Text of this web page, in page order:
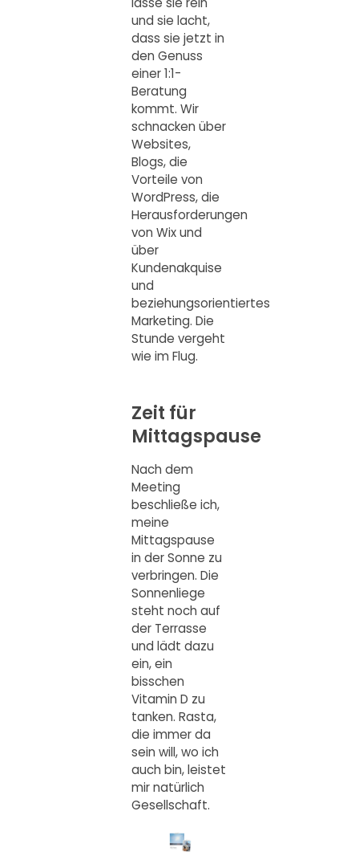
und sie lacht,
dass sie jetzt in
den Genuss
einer 1:1-
Beratung
kommt. Wir
schnacken über
Websites,
Blogs, die
Vorteile von
WordPress, die
Herausforderungen
von Wix und
über
Kundenakquise
und
beziehungsorientiertes
Marketing. Die
Stunde vergeht
wie im Flug.
Zeit für
Mittagspause
Nach dem
Meeting
beschließe ich,
meine
Mittagspause
in der Sonne zu
verbringen. Die
Sonnenliege
steht noch auf
der Terrasse
und lädt dazu
ein, ein
bisschen
Vitamin D zu
tanken. Rasta,
die immer da
sein will, wo ich
auch bin, leistet
mir natürlich
Gesellschaft.